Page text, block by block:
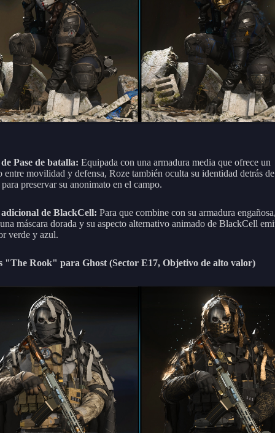
Pase de batalla: Equipada con una armadura media que ofrece un
entre movilidad y defensa, Roze también oculta su identidad detrás
para preservar su anonimato en el campo.
de BlackCell: Para que combine con su armadura
máscara dorada y su aspecto alternativo animado de BlackCell
verde y azul.
"The Rook" para Ghost (Sector E17, Objetivo de alto valor)